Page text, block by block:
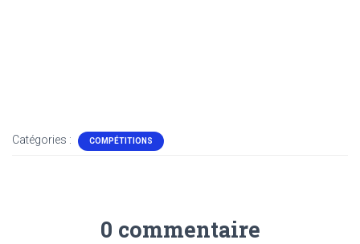
Catégories : COMPÉTITIONS
0 commentaire